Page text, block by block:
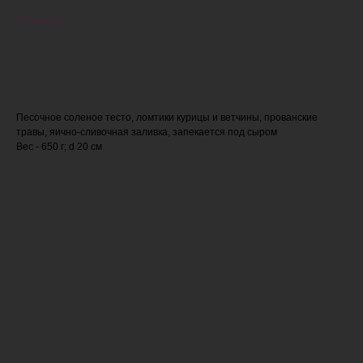
885,00 р.
Песочное соленое тесто, ломтики курицы и ветчины, прованские
травы, яично-сливочная заливка, запекается под сыром
Вес - 650 г; d 20 см